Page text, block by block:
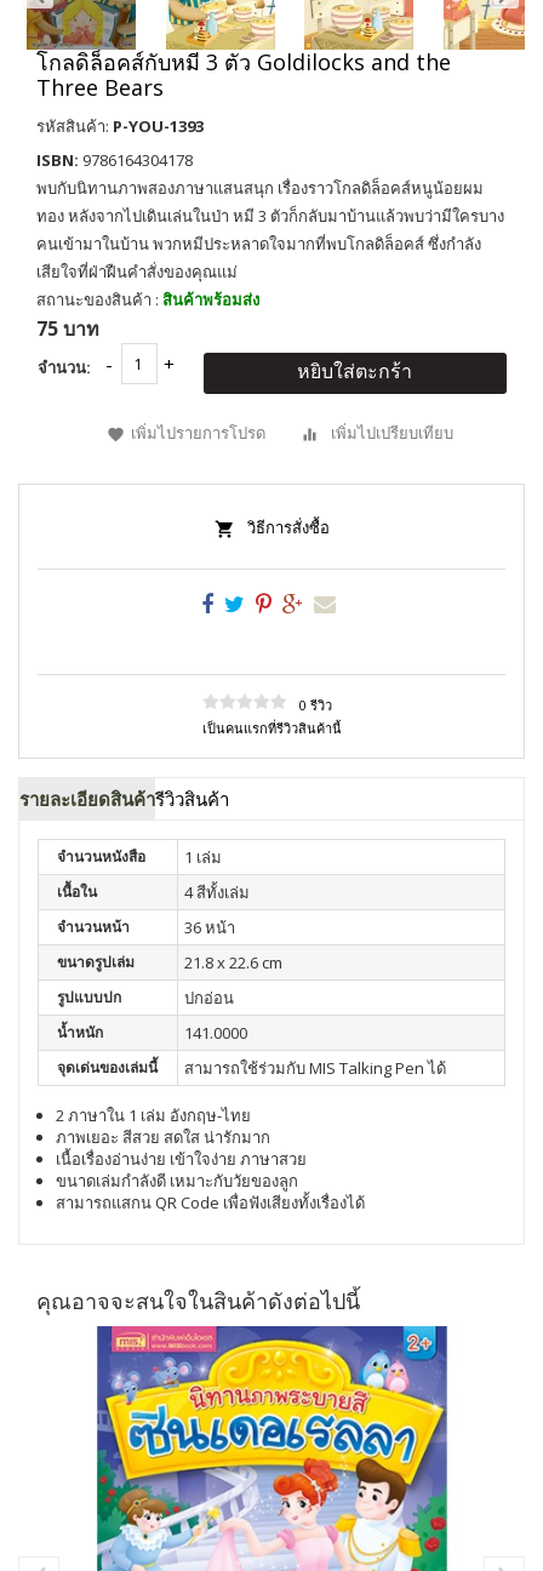
โกลดิล็อคส์กับหมี 3 ตัว Goldilocks and the
Three Bears
รหัสสินค้า: P-YOU-1393
ISBN: 9786164304178
พบกับนิทานภาพสองภาษาแสนสนุก เรื่องราวโกลดิล็อคส์หนูน้อยผม
ทอง หลังจากไปเดินเล่นในป่า หมี 3 ตัวก็กลับมาบ้านแล้วพบว่ามีใครบาง
คนเข้ามาในบ้าน พวกหมีประหลาดใจมากที่พบโกลดิล็อคส์ ซึ่งกำลัง
เสียใจที่ฝ่าฝืนคำสั่งของคุณแม่
สถานะของสินค้า : สินค้าพร้อมส่ง
75 บาท
จำนวน: หยิบใส่ตะกร้า
เพิ่มไปรายการโปรด เพิ่มไปเปรียบเทียบ
วิธีการสั่งซื้อ
0 รีวิว
เป็นคนแรกที่รีวิวสินค้านี้
รายละเอียดสินค้ารีวิวสินค้า
จำนวนหนังสือ 1 เล่ม
เนื้อใน 4 สีทั้งเล่ม
จำนวนหน้า 36 หน้า
ขนาดรูปเล่ม 21.8 x 22.6 cm
รูปแบบปก ปกอ่อน
น้ำหนัก 141.0000
จุดเด่นของเล่มนี้ สามารถใช้ร่วมกับ MIS Talking Pen ได้
2 ภาษาใน 1 เล่ม อังกฤษ-ไทย
ภาพเยอะ สีสวย สดใส น่ารักมาก
เนื้อเรื่องอ่านง่าย เข้าใจง่าย ภาษาสวย
ขนาดเล่มกำลังดี เหมาะกับวัยของลูก
สามารถแสกน QR Code เพื่อฟังเสียงทั้งเรื่องได้
คุณอาจจะสนใจในสินค้าดังต่อไปนี้